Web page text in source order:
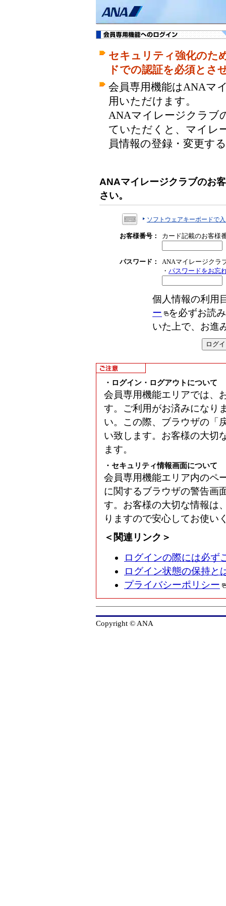
セキュリティ強化のた
ドでの認証を必須とさ
会員専用機能はANAマ
用いただけます。
ANAマイレージクラブ
ていただくと、マイレ
員情報の登録・変更す
ANAマイレージクラブのお
さい。
ソフトウェアキーボードで
お客様番号： カード記載のお客様
パスワード：
ANAマイレージクラ
・ パスワードをお忘
個人情報の利用
ー
を必ずお読
いた上で、お進
・ログイン・ログアウトについて
会員専用機能エリアでは、
す。ご利用がお済みになり
い。この際、ブラウザの「
い致します。お客様の大切
ます。
・セキュリティ情報画面について
会員専用機能エリア内のペ
に関するブラウザの警告画
す。お客様の大切な情報は
りますので安心してお使い
＜関連リンク＞
ログインの際には必ず
ログイン状態の保持と
プライバシーポリシー
Copyright © ANA